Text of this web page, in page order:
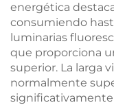
energética
consumiendo
luminarias
que proporciona
superior. La larga
normalmente